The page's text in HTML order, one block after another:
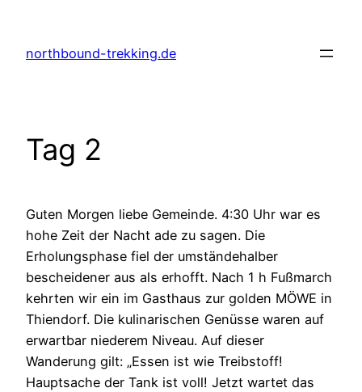
springen
northbound-trekking.de
Tag 2
Guten Morgen liebe Gemeinde. 4:30 Uhr war es
hohe Zeit der Nacht ade zu sagen. Die
Erholungsphase fiel der umständehalber
bescheidener aus als erhofft. Nach 1 h Fußmarch
kehrten wir ein im Gasthaus zur golden MÖWE in
Thiendorf. Die kulinarischen Genüsse waren auf
erwartbar niederem Niveau. Auf dieser
Wanderung gilt: „Essen ist wie Treibstoff!
Hauptsache der Tank ist voll! Jetzt wartet das